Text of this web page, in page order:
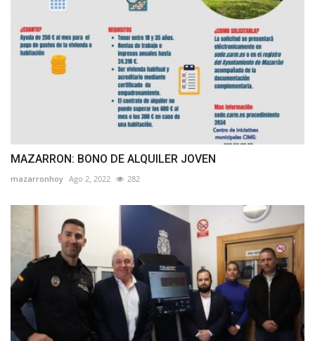
MAZARRON: BONO DE ALQUILER JOVEN
mazarronhoy Ago 2, 2022 282